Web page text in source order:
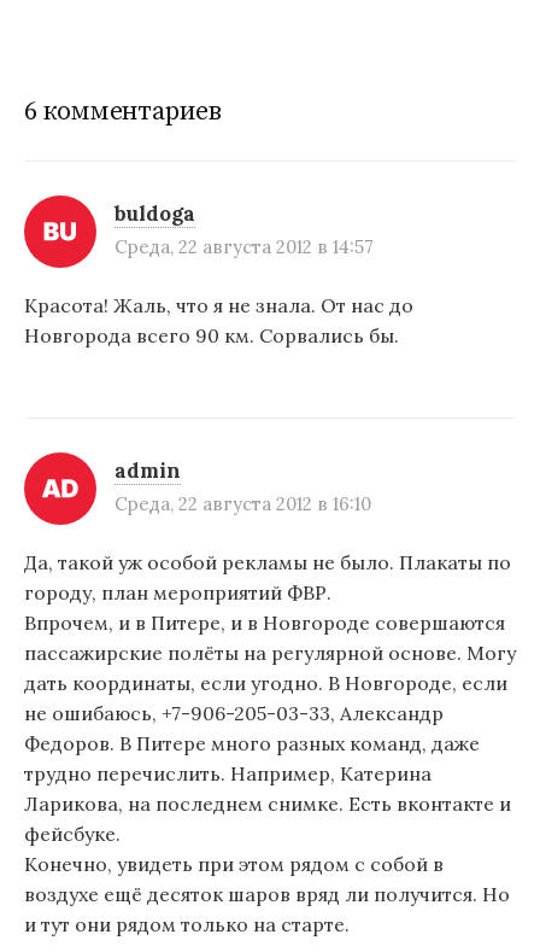
а
и
я
п
о
и
с
я
м
6 комментариев
buldoga
Среда, 22 августа 2012 в 14:57
Красота! Жаль, что я не знала. От нас до
Новгорода всего 90 км. Сорвались бы.
admin
Среда, 22 августа 2012 в 16:10
Да, такой уж особой рекламы не было. Плакаты по
городу, план мероприятий ФВР.
Впрочем, и в Питере, и в Новгороде совершаются
пассажирские полёты на регулярной основе. Могу
дать координаты, если угодно. В Новгороде, если
не ошибаюсь, +7-906-205-03-33, Александр
Федоров. В Питере много разных команд, даже
трудно перечислить. Например, Катерина
Ларикова, на последнем снимке. Есть вконтакте и
фейсбуке.
Конечно, увидеть при этом рядом с собой в
воздухе ещё десяток шаров вряд ли получится. Но
и тут они рядом только на старте.